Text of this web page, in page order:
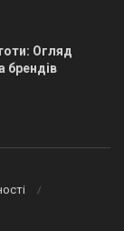
Огляд
брендів